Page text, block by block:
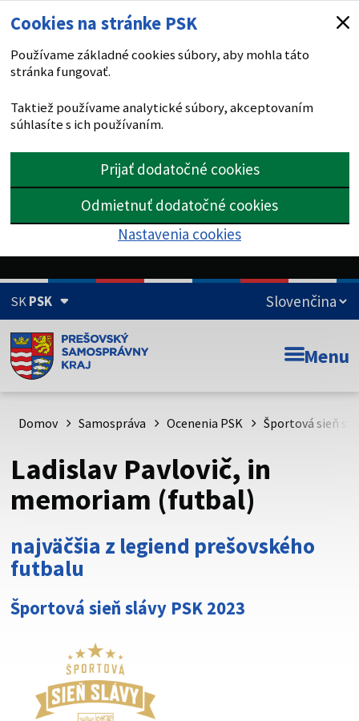
Cookies na stránke PSK
Používame základné cookies súbory, aby mohla táto
stránka fungovať.
Taktiež používame analytické súbory, akceptovaním
súhlasíte s ich používaním.
Prijať dodatočné cookies
Odmietnuť dodatočné cookies
Nastavenia cookies
SKPSK
Doména psk.sk je oficiálna
Toto je oficiálna webová stránka Prešovského
psk.sk.
Buďte pozorní a vždy sa uistite, že zdieľate informácie iba
cez zabezpečenú webovú stránku. Zabezpečená stránka
Menu
Domov Samospráva Ocenenia PSK Športová sieň
Ladislav Pavlovič, in
memoriam (futbal)
najväčšia z legiend prešovského
futbalu
Športová sieň slávy PSK 2023